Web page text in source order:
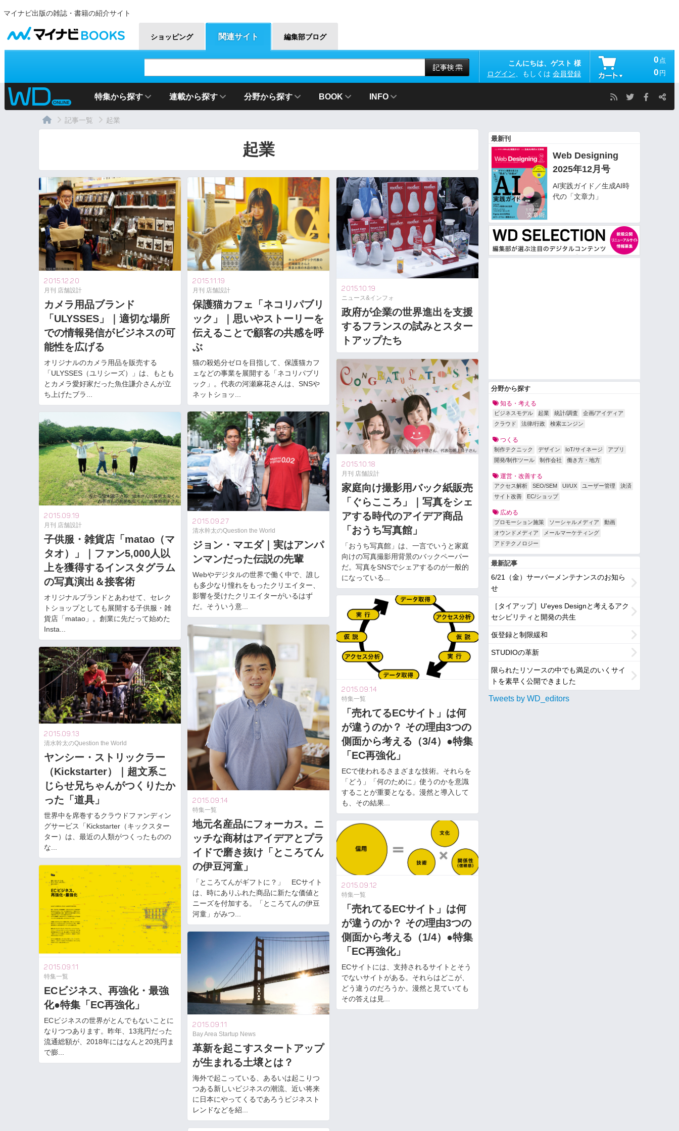
マイナビ出版の雑誌・書籍の紹介サイト
マイナビBOOKS
ショッピング 関連サイト 編集部ブログ
こんにちは、ゲスト 様
ログイン 、もしくは 会員登録
0 点
0 円
特集から探す 連載から探す 分野から探す BOOK INFO
記事一覧 起業
起業
2015.12.20
月刊 店舗設計
カメラ用品ブランド
「ULYSSES」｜適切な場所
での情報発信がビジネスの可
能性を広げる
オリジナルのカメラ用品を販売する
「ULYSSES（ユリシーズ）」は、もとも
とカメラ愛好家だった魚住謙介さんが立
ち上げたブラ...
2015.11.19
月刊 店舗設計
保護猫カフェ「ネコリパブリ
ック」｜思いやストーリーを
伝えることで顧客の共感を呼
ぶ
猫の殺処分ゼロを目指して、保護猫カフ
ェなどの事業を展開する「ネコリパブリ
ック」。代表の河瀬麻花さんは、SNSや
ネットショッ...
2015.10.19
ニュース&インフォ
政府が企業の世界進出を支援
するフランスの試みとスター
トアップたち
2015.10.18
月刊 店舗設計
家庭向け撮影用バック紙販売
「ぐらこころ」｜写真をシェ
アする時代のアイデア商品
「おうち写真館」
「おうち写真館」は、一言でいうと家庭
向けの写真撮影用背景のバックペーパー
だ。写真をSNSでシェアするのが一般的
になっている...
2015.09.27
清水幹太のQuestion the World
ジョン・マエダ｜実はアンパ
ンマンだった伝説の先輩
Webやデジタルの世界で働く中で、誰し
も多少なり憧れをもったクリエイター、
影響を受けたクリエイターがいるはず
だ。そういう意...
2015.09.19
月刊 店舗設計
子供服・雑貨店「matao（マ
タオ）」｜ファン5,000人以
上を獲得するインスタグラム
の写真演出＆接客術
オリジナルブランドとあわせて、セレク
トショップとしても展開する子供服・雑
貨店「matao」。創業に先だって始めた
Insta...
2015.09.14
特集一覧
「売れてるECサイト」は何
が違うのか？ その理由3つの
側面から考える（3/4）●特集
「EC再強化」
ECで使われるさまざまな技術。それらを
「どう」「何のために」使うのかを意識
することが重要となる。漫然と導入して
も、その結果...
2015.09.14
特集一覧
地元名産品にフォーカス。ニ
ッチな商材はアイデアとプラ
イドで磨き抜け「ところてん
の伊豆河童」
「ところてんがギフトに？」 ECサイト
は、時にありふれた商品に新たな価値と
ニーズを付加する。「ところてんの伊豆
河童」がみつ...
2015.09.13
清水幹太のQuestion the World
ヤンシー・ストリックラー
（Kickstarter）｜超文系こ
じらせ兄ちゃんがつくりたか
った「道具」
世界中を席巻するクラウドファンディン
グサービス「Kickstarter（キックスター
ター）は、最近の人類がつくったものの
な...
2015.09.12
特集一覧
「売れてるECサイト」は何
が違うのか？ その理由3つの
側面から考える（1/4）●特集
「EC再強化」
ECサイトには、支持されるサイトとそう
でないサイトがある。それらはどこが、
どう違うのだろうか。漫然と見ていても
その答えは見...
2015.09.11
特集一覧
ECビジネス、再強化・最強
化●特集「EC再強化」
ECビジネスの世界がとんでもないことに
なりつつあります。昨年、13兆円だった
流通総額が、2018年にはなんと20兆円ま
で膨...
2015.09.11
Bay Area Startup News
革新を起こすスタートアップ
が生まれる土壌とは？
海外で起こっている、あるいは起こりつ
つある新しいビジネスの潮流、近い将来
に日本にやってくるであろうビジネスト
レンドなどを紹...
最新刊
Web Designing
2025年12月号
AI実践ガイド／生成AI時
代の「文章力」
分野から探す
知る・考える
ビジネスモデル 起業 統計/調査
企画/アイディア
クラウド
法律/行政 検索エンジン
つくる
制作テクニック デザイン IoT/サイネージ
アプリ
開発/制作ツール
制作会社 働き方・地方
運営・改善する
アクセス解析 SEO/SEM UI/UX ユーザー管理
決済
サイト改善
EC/ショップ
広める
プロモーション施策 ソーシャルメディア
動画
オウンドメディア
メールマーケティング
アドテクノロジー
最新記事
6/21（金）サーバーメンテナンスのお知ら
せ
［タイアップ］U'eyes Designと考えるアク
セシビリティと開発の共生
仮登録と制限緩和
STUDIOの革新
限られたリソースの中でも満足のいくサイ
トを素早く公開できました
Tweets by WD_editors